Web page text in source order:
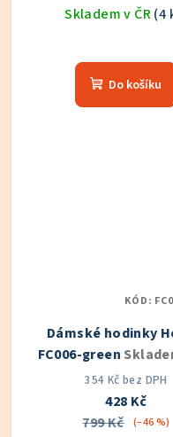
Skladem v ČR(4
je
Do košíku
Dámské hodinky
FC006-green
354 Kč bez DPH
428 Kč
799 Kč
(–46 %)
KÓD: